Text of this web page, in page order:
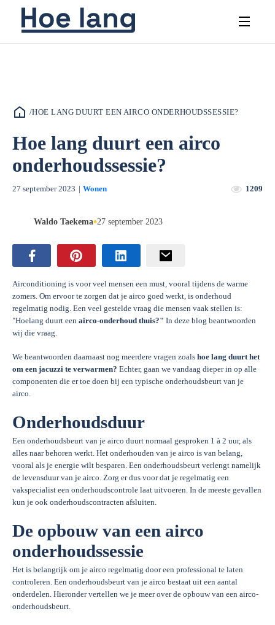
/HOE LANG DUURT EEN AIRCO ONDERHOUDSSESSIE?
Hoe lang duurt een airco
onderhoudssessie?
27 september 2023 | Wonen 1209
Waldo Taekema•27 september 2023
Airconditioning is voor veel mensen een must, vooral tijdens de warme
zomers. Om ervoor te zorgen dat je airco goed werkt, is onderhoud
regelmatig nodig. Een veel gestelde vraag die mensen vaak stellen is:
"Hoelang duurt een airco-onderhoud thuis?" In deze blog beantwoorden
wij die vraag.
We beantwoorden daarnaast nog meerdere vragen zoals hoe lang duurt het
om een jacuzzi te verwarmen? Echter, gaan we vandaag dieper in op alle
componenten die er toe doen bij een typische onderhoudsbeurt van je
airco.
Onderhoudsduur
Een onderhoudsbeurt van je airco duurt normaal gesproken 1 à 2 uur, als
alles naar behoren werkt. Het onderhouden van je airco is van belang,
vooral als je energie wilt besparen. Een onderhoudsbeurt verlengt namelijk
de levensduur van je airco. Zorg er dus voor dat je regelmatig een
vakspecialist een onderhoudscontrole laat uitvoeren. In de meeste gevallen
kun je ook onderhoudscontracten afsluiten.
De opbouw van een airco
onderhoudssessie
Het is belangrijk om je airco regelmatig door een professional te laten
controleren. Een onderhoudsbeurt van je airco bestaat uit een aantal
onderdelen. Hieronder vertellen we je meer over de opbouw van een airco-
onderhoudsbeurt.